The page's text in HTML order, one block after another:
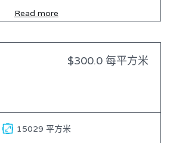
Read more
$300.0 每平方米
15029 平方米